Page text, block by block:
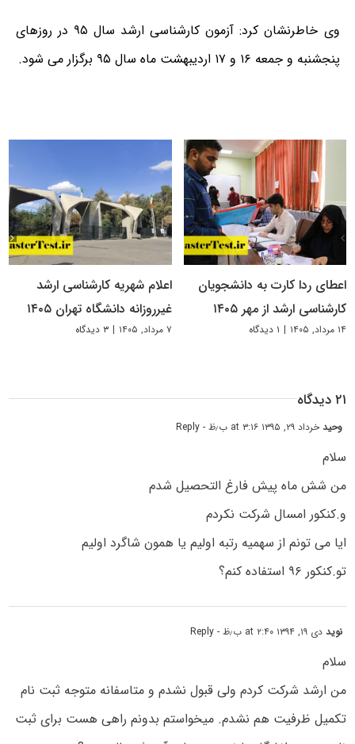
وی خاطرنشان کرد: آزمون کارشناسی ارشد سال ۹۵ در روزهای
پنجشنبه و جمعه ۱۶ و ۱۷ اردیبهشت ماه سال ۹۵ برگزار می شود.
اعطای ردا کارت به دانشجویان
کارشناسی ارشد از مهر ۱۴۰۵
۱۴ مرداد, ۱۴۰۵ | ۱ دیدگاه
اعلام شهریه کارشناسی ارشد
غیرروزانه دانشگاه تهران ۱۴۰۵
۷ مرداد, ۱۴۰۵ | ۳ دیدگاه
۲۱ دیدگاه
وحیدخرداد ۲۹, ۱۳۹۵ at ۳:۱۶ ب٫ظ - Reply
سلام
من شش ماه پیش فارغ التحصیل شدم
و.کنکور امسال شرکت نکردم
ایا می تونم از سهمیه رتبه اولیم یا همون شاگرد اولیم
تو.کنکور ۹۶ استفاده کنم؟
نویددی ۱۹, ۱۳۹۴ at ۲:۴۰ ب٫ظ - Reply
سلام
من ارشد شرکت کردم ولی قبول نشدم و متاسفانه متوجه ثبت نام
تکمیل ظرفیت هم نشدم. میخواستم بدونم راهی هست برای ثبت